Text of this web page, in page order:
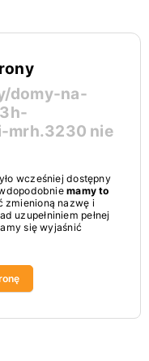
domy-na-
mrh.3230 nie
wcześniej dostępny
mamy to
zmienioną nazwę i
uzupełniniem pełnej
się wyjaśnić